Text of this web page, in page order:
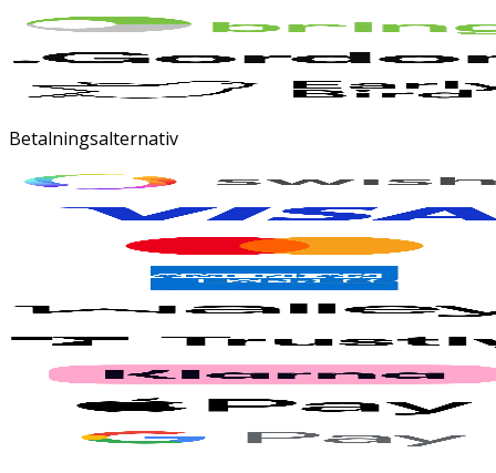
Betalningsalternativ